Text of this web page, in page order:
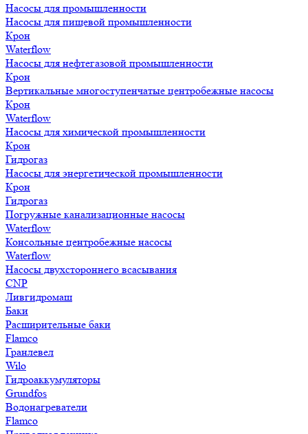
Насосы для промышленности
Насосы для пищевой промышленности
Крон
Waterflow
Насосы для нефтегазовой промышленности
Крон
Вертикальные многоступенчатые центробежные насосы
Крон
Waterflow
Насосы для химической промышленности
Крон
Гидрогаз
Насосы для энергетической промышленности
Крон
Гидрогаз
Погружные канализационные насосы
Waterflow
Консольные центробежные насосы
Waterflow
Насосы двухстороннего всасывания
CNP
Ливгидромаш
Баки
Расширительные баки
Flamco
Гранлевел
Wilo
Гидроаккумуляторы
Grundfos
Водонагреватели
Flamco